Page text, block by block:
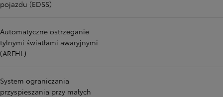
pojazdu (EDSS)
Automatyczne ostrzeganie
tylnymi światłami awaryjnymi
(ARFHL)
System ograniczania
przyspieszania przy małych